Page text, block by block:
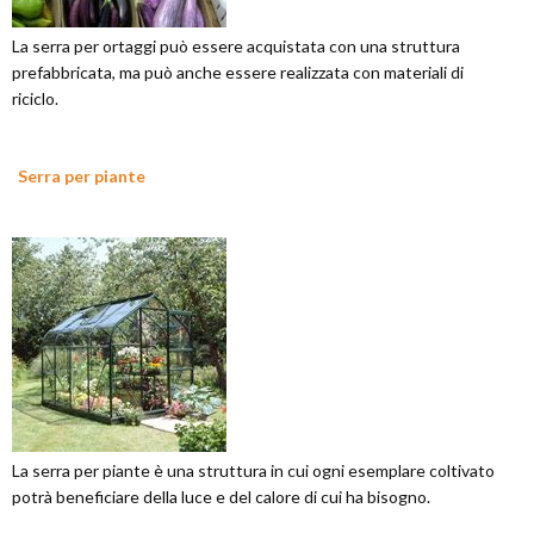
La serra per ortaggi può essere acquistata con una struttura
prefabbricata, ma può anche essere realizzata con materiali di
riciclo.
Serra per piante
La serra per piante è una struttura in cui ogni esemplare coltivato
potrà beneficiare della luce e del calore di cui ha bisogno.